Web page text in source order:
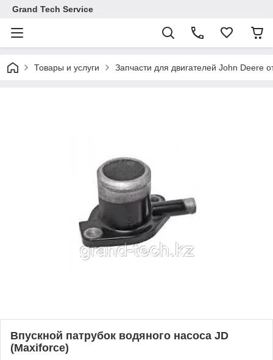
Grand Tech Service
Товары и услуги Запчасти для двигателей John Deere
Впускной патрубок водяного насоса JD
(Maxiforce)